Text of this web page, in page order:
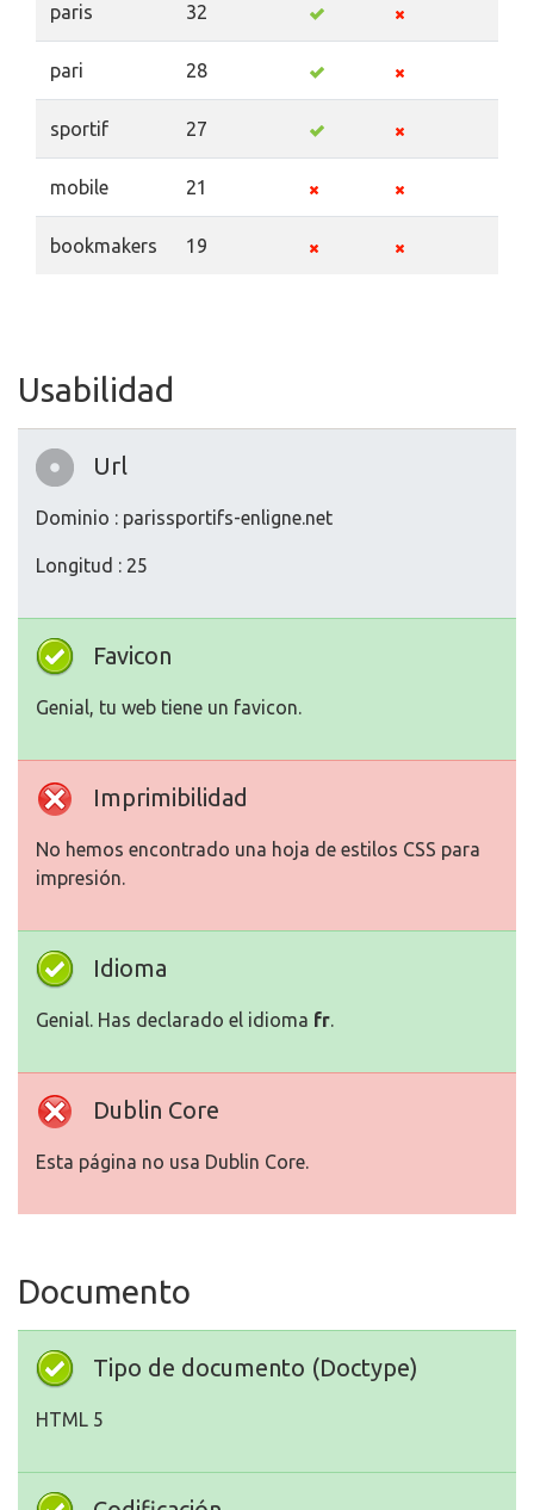
paris 32
pari 28
sportif 27
mobile 21
bookmakers 19
Usabilidad
Url
Dominio : parissportifs-enligne.net
Longitud : 25
Favicon
Genial, tu web tiene un favicon.
Imprimibilidad
No hemos encontrado una hoja de estilos CSS para
impresión.
Idioma
Genial. Has declarado el idioma fr.
Dublin Core
Esta página no usa Dublin Core.
Documento
Tipo de documento (Doctype)
HTML 5